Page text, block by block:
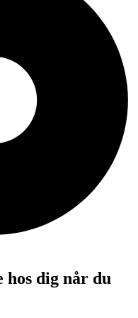
dig når du